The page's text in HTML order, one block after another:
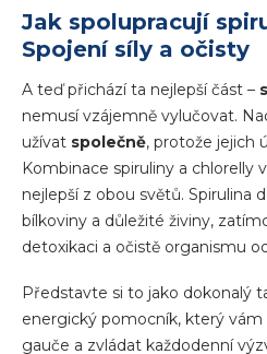
Jak spolupracují
Spojení síly a očisty
A teď přichází ta nejlepší část –
nemusí vzájemně vylučovat.
užívat společně, protože jejich
Kombinace spiruliny a chlorelly
nejlepší z obou světů. Spirulina
bílkoviny a důležité živiny,
detoxikaci a očistě organismu
Představte si to jako dokonalý
energický pomocník, který
gauče a zvládat každodenní